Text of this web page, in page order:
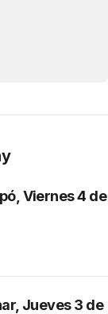
Viernes 4 de
Jueves 3 de